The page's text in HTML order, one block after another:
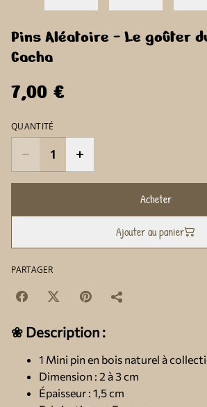
Pins Aléatoire - Le goûter
Gacha
7,00 €
QUANTITÉ
Acheter
Ajouter au panier
PARTAGER
❀ Description :
1 Mini pin en bois naturel à
Dimension : 2 à 3 cm
Épaisseur : 1,5 cm